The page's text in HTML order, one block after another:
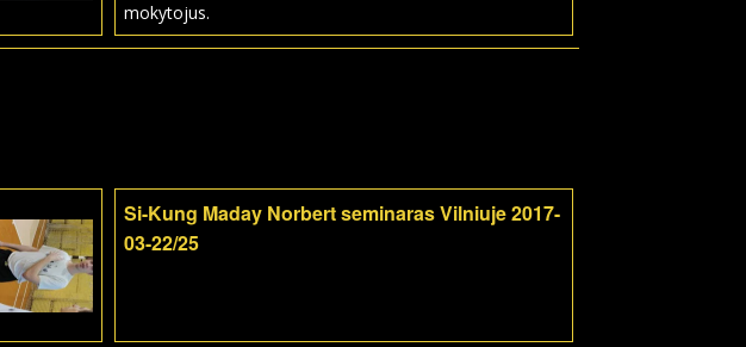
mokytojus.
Si-Kung Maday Norbert seminaras Vilniuje 2017-
03-22/25